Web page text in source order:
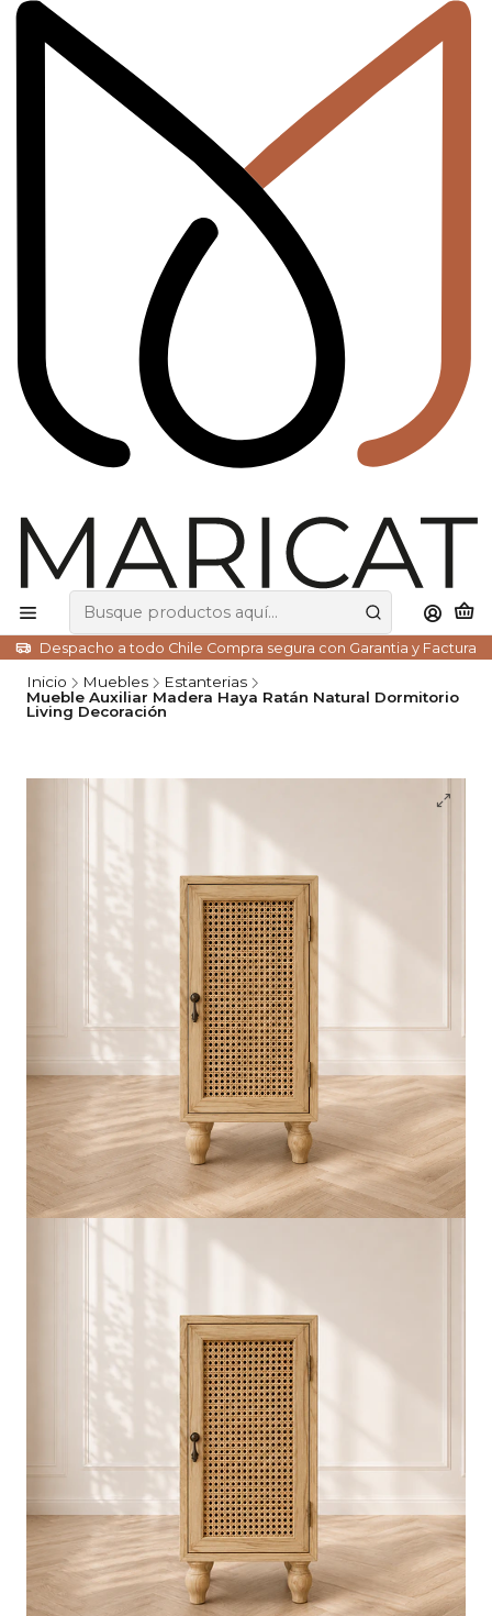
Despacho a todo Chile Compra segura con Garantia y Factura
Inicio Muebles
Estanterias
Mueble Auxiliar Madera Haya Ratán Natural Dormitorio
Living Decoración